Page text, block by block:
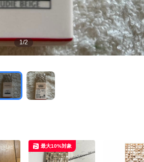
1/2
最大10%対象